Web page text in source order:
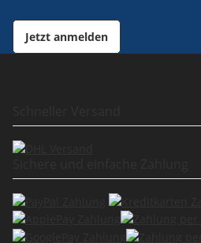
Jetzt anmelden